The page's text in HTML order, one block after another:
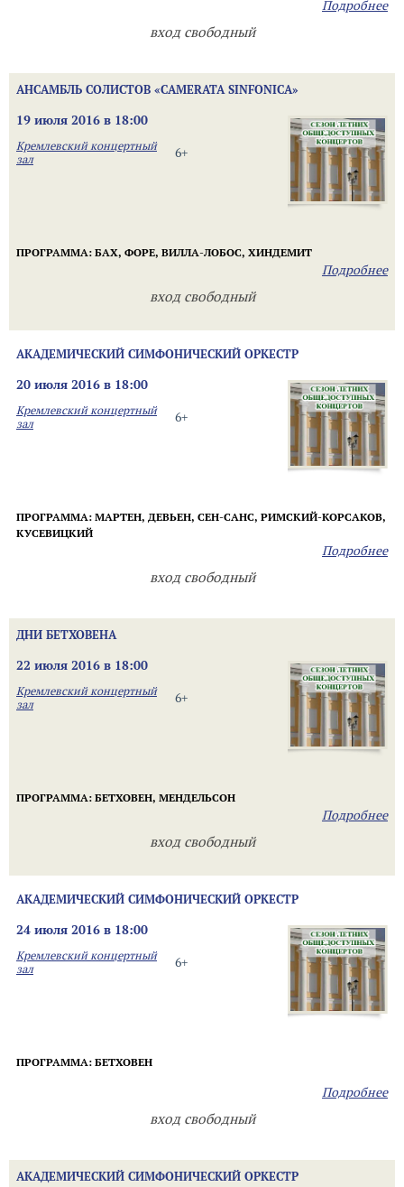
Подробнее
вход свободный
АНСАМБЛЬ СОЛИСТОВ «CAMERATA SINFONICA»
19 июля 2016 в 18:00
6+
Кремлевский концертный
зал
ПРОГРАММА: БАХ, ФОРЕ, ВИЛЛА-ЛОБОС, ХИНДЕМИТ
Подробнее
вход свободный
АКАДЕМИЧЕСКИЙ СИМФОНИЧЕСКИЙ ОРКЕСТР
20 июля 2016 в 18:00
6+
Кремлевский концертный
зал
ПРОГРАММА: МАРТЕН, ДЕВЬЕН, СЕН-САНС, РИМСКИЙ-КОРСАКОВ,
КУСЕВИЦКИЙ
Подробнее
вход свободный
ДНИ БЕТХОВЕНА
22 июля 2016 в 18:00
6+
Кремлевский концертный
зал
ПРОГРАММА:БЕТХОВЕН, МЕНДЕЛЬСОН
Подробнее
вход свободный
АКАДЕМИЧЕСКИЙ СИМФОНИЧЕСКИЙ ОРКЕСТР
24 июля 2016 в 18:00
6+
Кремлевский концертный
зал
ПРОГРАММА:БЕТХОВЕН
Подробнее
вход свободный
АКАДЕМИЧЕСКИЙ СИМФОНИЧЕСКИЙ ОРКЕСТР